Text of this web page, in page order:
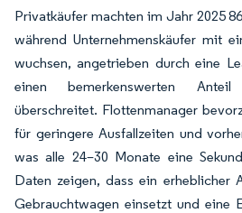
Privatkäufer machten im Jahr 2025
während Unternehmenskäufer mit
wuchsen, angetrieben durch eine
einen bemerkenswerten Anteil
überschreitet. Flottenmanager
für geringere Ausfallzeiten und
was alle 24–30 Monate eine
Daten zeigen, dass ein erheblicher
Gebrauchtwagen einsetzt und eine